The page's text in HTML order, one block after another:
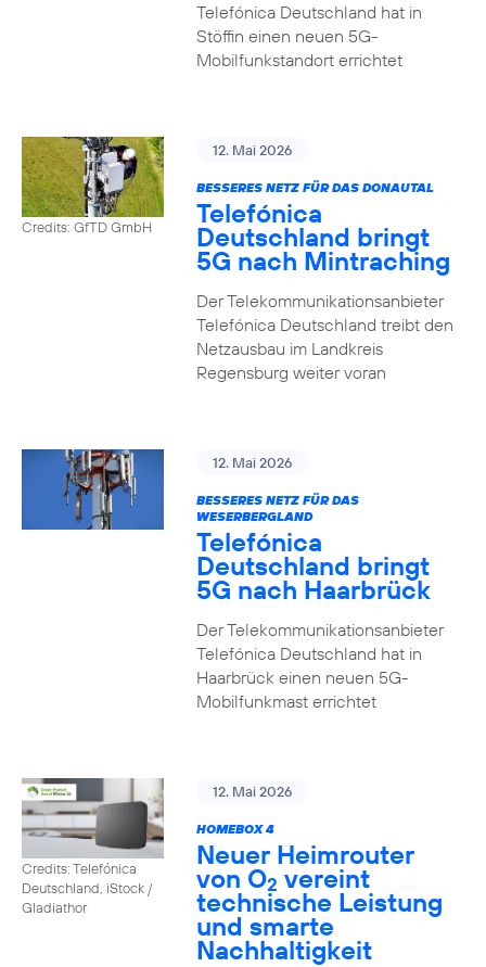
Telefónica Deutschland hat in
Stöffin einen neuen 5G-
Mobilfunkstandort errichtet
Credits: GfTD GmbH
12. Mai 2026
BESSERES NETZ FÜR DAS DONAUTAL
Telefónica
Deutschland bringt
5G nach Mintraching
Der Telekommunikationsanbieter
Telefónica Deutschland treibt den
Netzausbau im Landkreis
Regensburg weiter voran
12. Mai 2026
BESSERES NETZ FÜR DAS
WESERBERGLAND
Telefónica
Deutschland bringt
5G nach Haarbrück
Der Telekommunikationsanbieter
Telefónica Deutschland hat in
Haarbrück einen neuen 5G-
Mobilfunkmast errichtet
Credits: Telefónica
Deutschland, iStock /
Gladiathor
12. Mai 2026
HOMEBOX 4
Neuer Heimrouter
von O2 vereint
technische Leistung
und smarte
Nachhaltigkeit